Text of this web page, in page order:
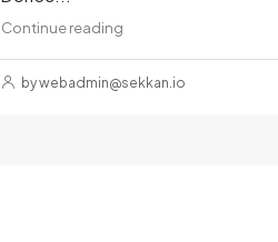
Continue reading
by webadmin@sekkan.io